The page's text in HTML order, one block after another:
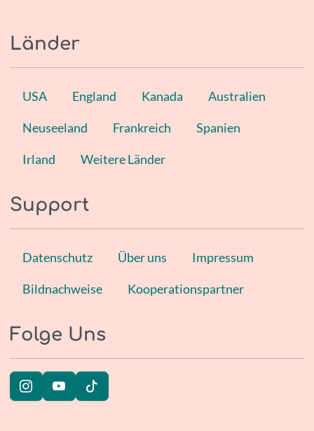
Länder
USA England Kanada Australien
Neuseeland Frankreich Spanien
Irland Weitere Länder
Support
Datenschutz Über uns Impressum
Bildnachweise Kooperationspartner
Folge Uns